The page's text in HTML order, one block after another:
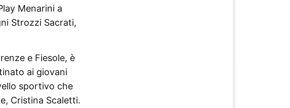
Menarini a
Strozzi Sacrati,
e Fiesole, è
ai giovani
sportivo che
Cristina Scaletti.